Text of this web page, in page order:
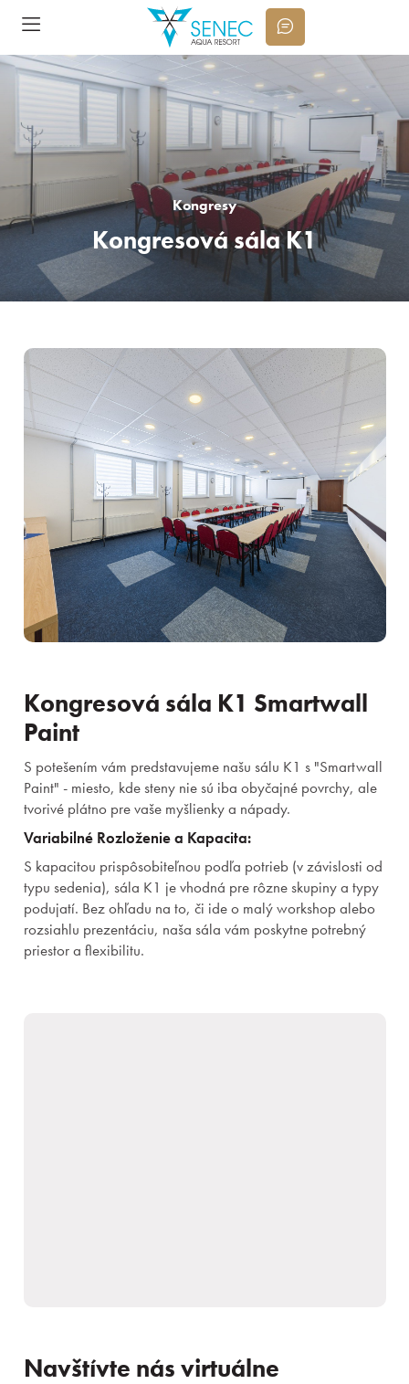
Kongresy
Kongresová sála K1
Kongresová sála K1 Smartwall
Paint
S potešením vám predstavujeme našu sálu K1 s "Smartwall
Paint" - miesto, kde steny nie sú iba obyčajné povrchy, ale
tvorivé plátno pre vaše myšlienky a nápady.
Variabilné Rozloženie a Kapacita:
S kapacitou prispôsobiteľnou podľa potrieb (v závislosti od
typu sedenia), sála K1 je vhodná pre rôzne skupiny a typy
podujatí. Bez ohľadu na to, či ide o malý workshop alebo
rozsiahlu prezentáciu, naša sála vám poskytne potrebný
priestor a flexibilitu.
Navštívte nás virtuálne